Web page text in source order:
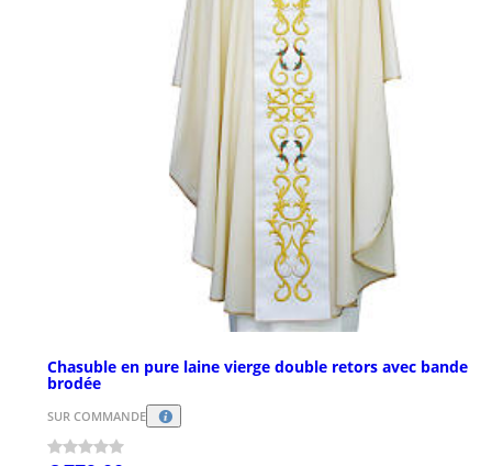
Chasuble en pure laine vierge double retors avec bande
brodée
SUR COMMANDE